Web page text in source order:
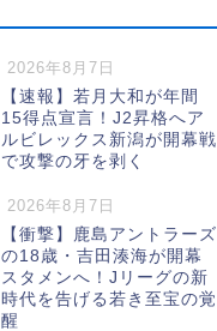
2026年8月7日
【速報】若月大和が年間
15得点宣言！J2昇格へア
ルビレックス新潟が開幕戦
で攻撃の牙を剥く
2026年8月7日
【衝撃】鹿島アントラーズ
の18歳・吉田湊海が開幕
スタメンへ！Jリーグの新
時代を告げる若き至宝の覚
醒